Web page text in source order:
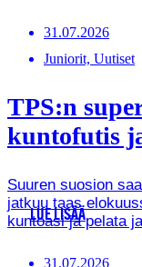
31.07.2026
Juniorit, Uutiset
TPS:n
kuntofutis
Suuren suosion
jatkuu taas
kuntoasi ja pelata
LUE LISÄÄ
31.07.2026